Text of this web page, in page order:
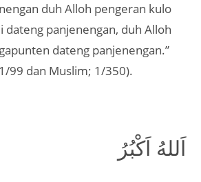
duh Alloh pengeran kulo
dateng panjenengan, duh Alloh
dateng panjenengan.”
99 dan Muslim; 1/350).
اَللهُ اَكْبُرُ